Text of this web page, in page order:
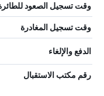
وقت تسجيل الصعود
وقت تسجيل المغادرة
الدفع والإلغاء
رقم مكتب الاستقبال